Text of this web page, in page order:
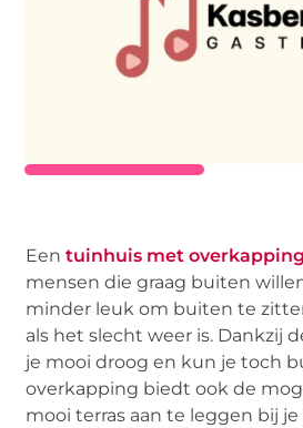
Eentuinhuis met overkapping
mensen die graag buiten
minder leuk om buiten te
als het slecht weer is. Dankzij
je mooi droog en kun je toch
overkapping biedt ook de
mooi terras aan te leggen bij